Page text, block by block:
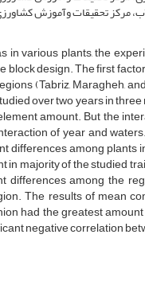
تحقیقات وآموزش کشاورزی
various plants, the
design. The first
(Tabriz, Maragheh,
over two years in
amount. But the
of year and
differences among plants
majority of the studied
among the
The results of mean
had the greatest
negative correlation